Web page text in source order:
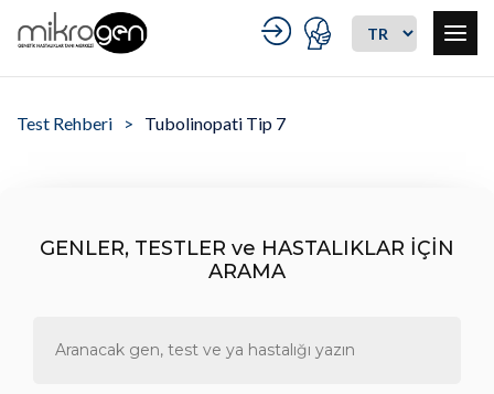
Test Rehberi Tubolinopati Tip 7
GENLER, TESTLER ve HASTALIKLAR İÇİN
ARAMA